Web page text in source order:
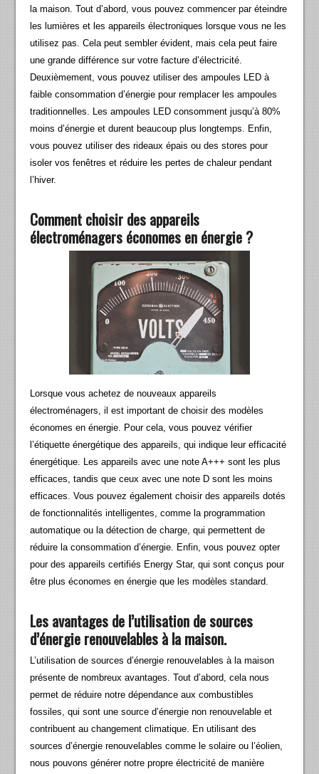
la maison. Tout d’abord, vous pouvez commencer par éteindre
les lumières et les appareils électroniques lorsque vous ne les
utilisez pas. Cela peut sembler évident, mais cela peut faire
une grande différence sur votre facture d’électricité.
Deuxièmement, vous pouvez utiliser des ampoules LED à
faible consommation d’énergie pour remplacer les ampoules
traditionnelles. Les ampoules LED consomment jusqu’à 80%
moins d’énergie et durent beaucoup plus longtemps. Enfin,
vous pouvez utiliser des rideaux épais ou des stores pour
isoler vos fenêtres et réduire les pertes de chaleur pendant
l’hiver.
Comment choisir des appareils
électroménagers économes en énergie ?
Lorsque vous achetez de nouveaux appareils
électroménagers, il est important de choisir des modèles
économes en énergie. Pour cela, vous pouvez vérifier
l’étiquette énergétique des appareils, qui indique leur efficacité
énergétique. Les appareils avec une note A+++ sont les plus
efficaces, tandis que ceux avec une note D sont les moins
efficaces. Vous pouvez également choisir des appareils dotés
de fonctionnalités intelligentes, comme la programmation
automatique ou la détection de charge, qui permettent de
réduire la consommation d’énergie. Enfin, vous pouvez opter
pour des appareils certifiés Energy Star, qui sont conçus pour
être plus économes en énergie que les modèles standard.
Les avantages de l’utilisation de sources
d’énergie renouvelables à la maison.
L’utilisation de sources d’énergie renouvelables à la maison
présente de nombreux avantages. Tout d’abord, cela nous
permet de réduire notre dépendance aux combustibles
fossiles, qui sont une source d’énergie non renouvelable et
contribuent au changement climatique. En utilisant des
sources d’énergie renouvelables comme le solaire ou l’éolien,
nous pouvons générer notre propre électricité de manière